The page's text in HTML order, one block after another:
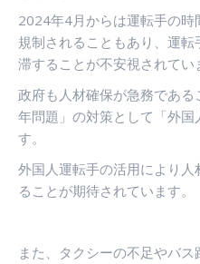
2024年4月からは運転手の
規制されることもあり、運
滞することが不安視されてい
政府も人材確保が急務であ
年問題」の対策として「外国
す。
外国人運転手の活用により
ることが期待されています。
また、タクシーの不足やバ